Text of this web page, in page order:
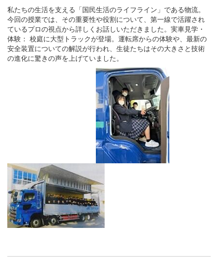
私たちの生活を支える「国民生活のライフライン」である物流。
今回の授業では、その重要性や役割について、第一線で活躍され
ているプロの視点から詳しくお話しいただきました。実車見学・
体験： 校庭に大型トラックが登場。運転席からの体験や、最新の
安全装置についての解説が行われ、生徒たちはその大きさと技術
の進化に驚きの声を上げていました。